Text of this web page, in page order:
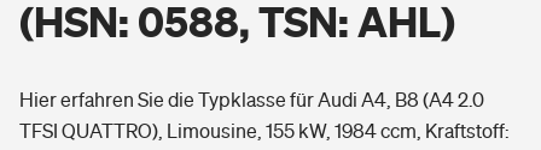
Erwerbsunfähigkeitsversicherung
Grundfähigkeitsversicherung
Wohnen
Freizeit
(HSN: 0588, TSN: AHL)
Hier erfahren Sie die Typklasse für Audi A4, B8 (A4 2.0
TFSI QUATTRO), Limousine, 155 kW, 1984 ccm, Kraftstoff: